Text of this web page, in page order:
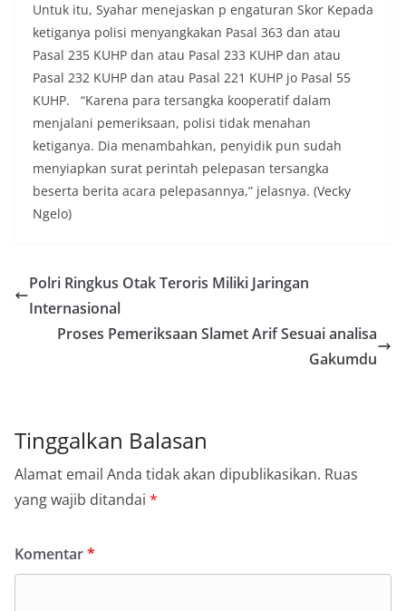
Untuk itu, Syahar menejaskan p engaturan Skor Kepada
ketiganya polisi menyangkakan Pasal 363 dan atau
Pasal 235 KUHP dan atau Pasal 233 KUHP dan atau
Pasal 232 KUHP dan atau Pasal 221 KUHP jo Pasal 55
KUHP. “Karena para tersangka kooperatif dalam
menjalani pemeriksaan, polisi tidak menahan
ketiganya. Dia menambahkan, penyidik pun sudah
menyiapkan surat perintah pelepasan tersangka
beserta berita acara pelepasannya,” jelasnya. (Vecky
Ngelo)
Polri Ringkus Otak Teroris Miliki Jaringan
Internasional
Proses Pemeriksaan Slamet Arif Sesuai analisa
Gakumdu
Tinggalkan Balasan
Alamat email Anda tidak akan dipublikasikan. Ruas
yang wajib ditandai *
Komentar*